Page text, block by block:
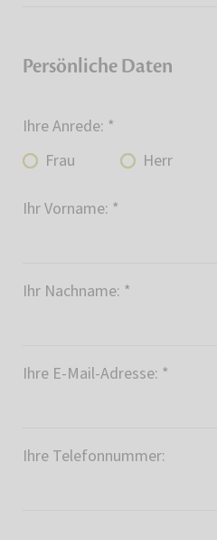
Persönliche Daten
Ihre Anrede: *
Frau
Herr
Ihr Vorname: *
Ihr Nachname: *
Ihre E-Mail-Adresse: *
Ihre Telefonnummer: